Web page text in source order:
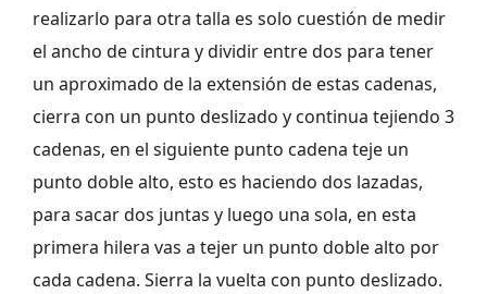
realizarlo para otra talla es solo cuestión de medir
el ancho de cintura y dividir entre dos para tener
un aproximado de la extensión de estas cadenas,
cierra con un punto deslizado y continua tejiendo 3
cadenas, en el siguiente punto cadena teje un
punto doble alto, esto es haciendo dos lazadas,
para sacar dos juntas y luego una sola, en esta
primera hilera vas a tejer un punto doble alto por
cada cadena. Sierra la vuelta con punto deslizado.